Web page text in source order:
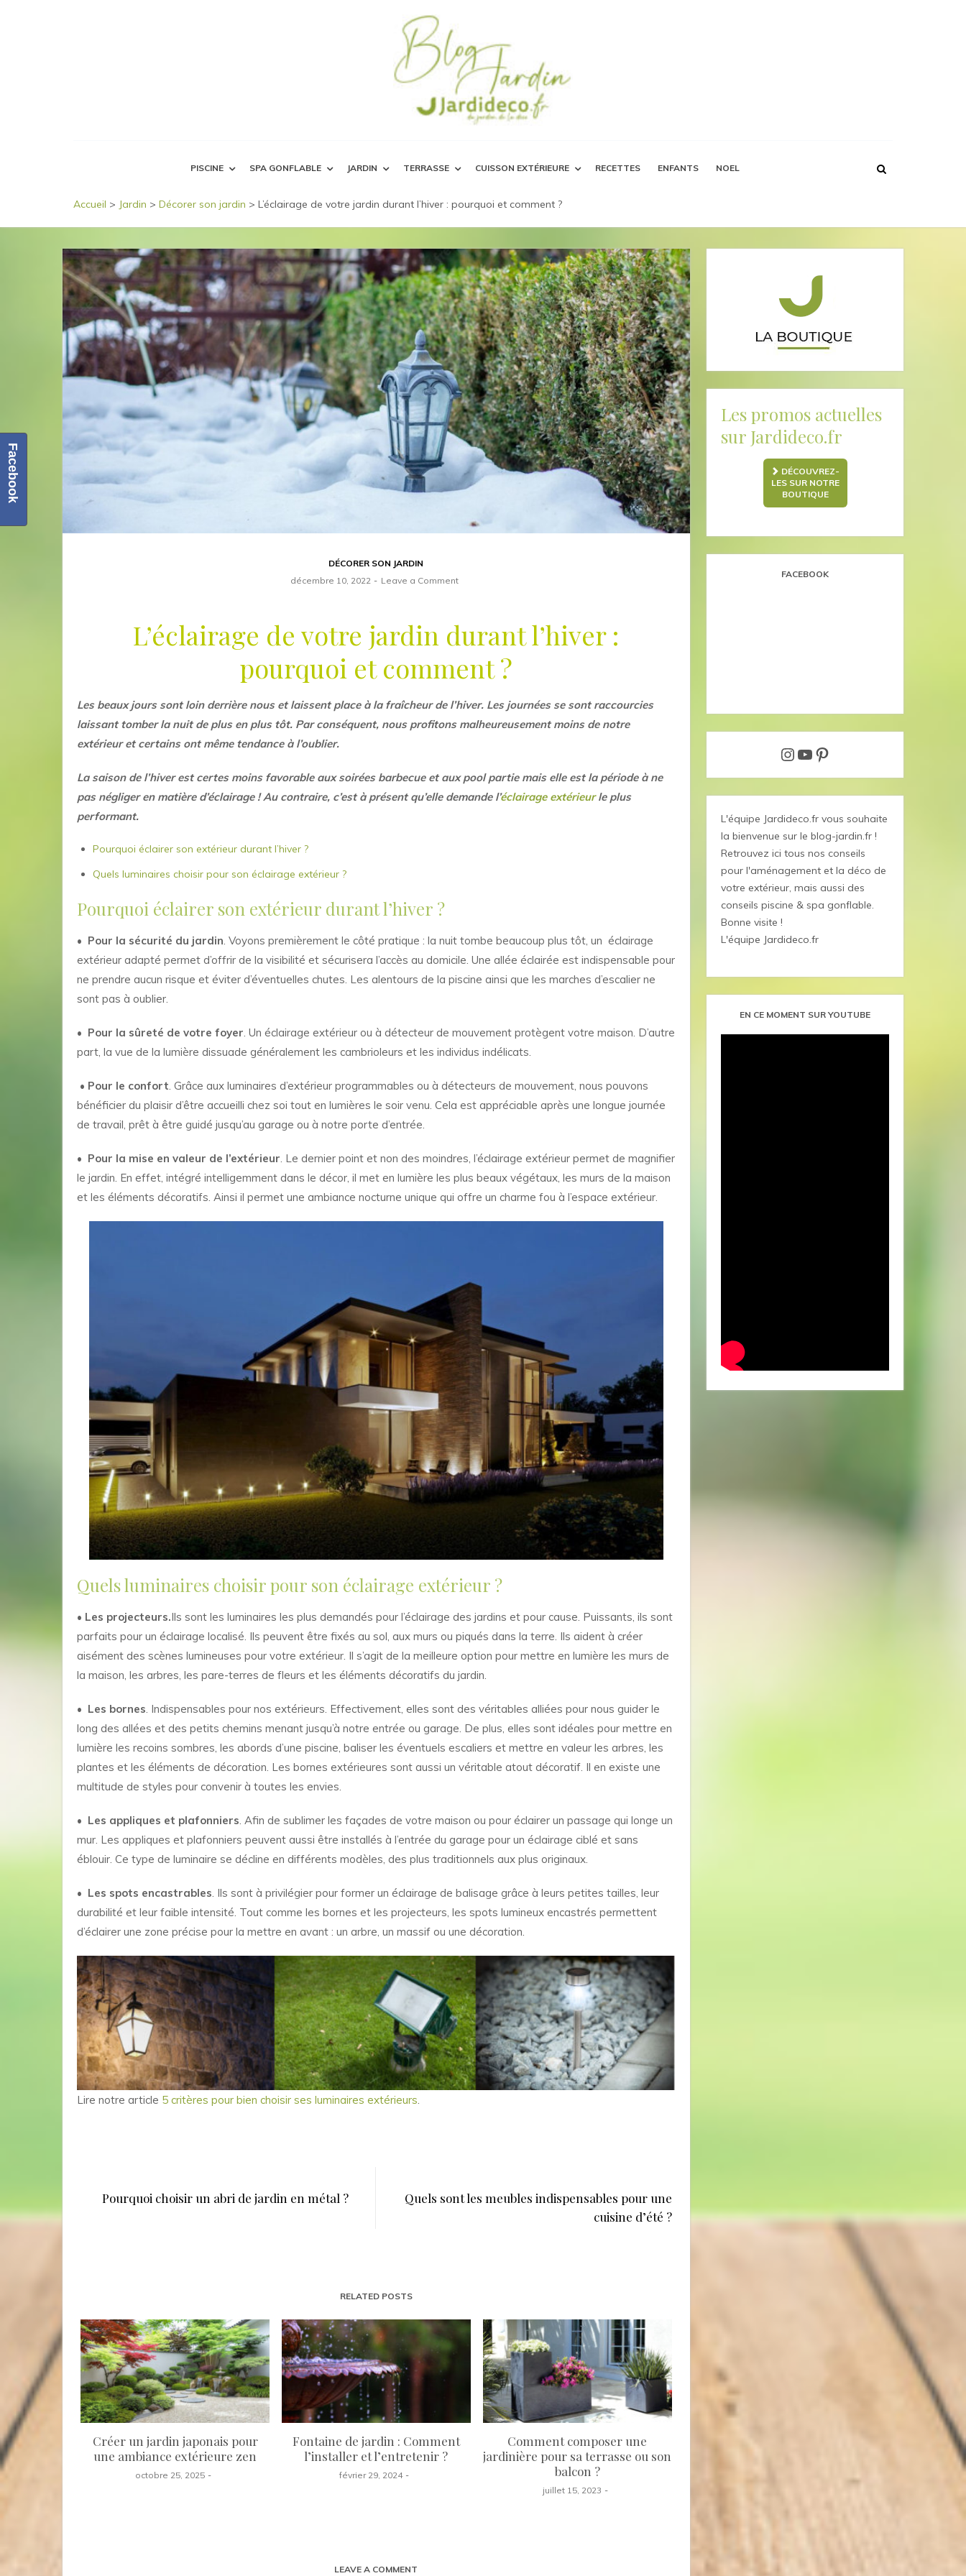
PISCINE SPA GONFLABLE JARDIN TERRASSE CUISSON EXTÉRIEURE RECETTES ENFANTS NOEL
Accueil > Jardin > Décorer son jardin > L’éclairage de votre jardin durant l’hiver : pourquoi et comment ?
DÉCORER SON JARDIN
décembre 10, 2022
Leave a Comment
L’éclairage de votre jardin durant l’hiver :
pourquoi et comment ?
Les beaux jours sont loin derrière nous et laissent place à la fraîcheur de l’hiver. Les journées se sont raccourcies
laissant tomber la nuit de plus en plus tôt. Par conséquent, nous profitons malheureusement moins de notre
extérieur et certains ont même tendance à l’oublier.
La saison de l’hiver est certes moins favorable aux soirées barbecue et aux pool partie mais elle est la période à ne
pas négliger en matière d’éclairage ! Au contraire, c’est à présent qu’elle demande l’éclairage extérieurle plus
performant.
Pourquoi éclairer son extérieur durant l’hiver ?
Quels luminaires choisir pour son éclairage extérieur ?
Pourquoi éclairer son extérieur durant l’hiver ?
• Pour la sécurité du jardin. Voyons premièrement le côté pratique : la nuit tombe beaucoup plus tôt, un éclairage
extérieur adapté permet d’offrir de la visibilité et sécurisera l’accès au domicile. Une allée éclairée est indispensable pour
ne prendre aucun risque et éviter d’éventuelles chutes. Les alentours de la piscine ainsi que les marches d’escalier ne
sont pas à oublier.
• Pour la sûreté de votre foyer. Un éclairage extérieur ou à détecteur de mouvement protègent votre maison. D’autre
part, la vue de la lumière dissuade généralement les cambrioleurs et les individus indélicats.
• Pour le confort. Grâce aux luminaires d’extérieur programmables ou à détecteurs de mouvement, nous pouvons
bénéficier du plaisir d’être accueilli chez soi tout en lumières le soir venu. Cela est appréciable après une longue journée
de travail, prêt à être guidé jusqu’au garage ou à notre porte d’entrée.
• Pour la mise en valeur de l’extérieur. Le dernier point et non des moindres, l’éclairage extérieur permet de magnifier
le jardin. En effet, intégré intelligemment dans le décor, il met en lumière les plus beaux végétaux, les murs de la maison
et les éléments décoratifs. Ainsi il permet une ambiance nocturne unique qui offre un charme fou à l’espace extérieur.
Quels luminaires choisir pour son éclairage extérieur ?
• Les projecteurs.Ils sont les luminaires les plus demandés pour l’éclairage des jardins et pour cause. Puissants, ils sont
parfaits pour un éclairage localisé. Ils peuvent être fixés au sol, aux murs ou piqués dans la terre. Ils aident à créer
aisément des scènes lumineuses pour votre extérieur. Il s’agit de la meilleure option pour mettre en lumière les murs de
la maison, les arbres, les pare-terres de fleurs et les éléments décoratifs du jardin.
• Les bornes. Indispensables pour nos extérieurs. Effectivement, elles sont des véritables alliées pour nous guider le
long des allées et des petits chemins menant jusqu’à notre entrée ou garage. De plus, elles sont idéales pour mettre en
lumière les recoins sombres, les abords d’une piscine, baliser les éventuels escaliers et mettre en valeur les arbres, les
plantes et les éléments de décoration. Les bornes extérieures sont aussi un véritable atout décoratif. Il en existe une
multitude de styles pour convenir à toutes les envies.
• Les appliques et plafonniers. Afin de sublimer les façades de votre maison ou pour éclairer un passage qui longe un
mur. Les appliques et plafonniers peuvent aussi être installés à l’entrée du garage pour un éclairage ciblé et sans
éblouir. Ce type de luminaire se décline en différents modèles, des plus traditionnels aux plus originaux.
• Les spots encastrables. Ils sont à privilégier pour former un éclairage de balisage grâce à leurs petites tailles, leur
durabilité et leur faible intensité. Tout comme les bornes et les projecteurs, les spots lumineux encastrés permettent
d’éclairer une zone précise pour la mettre en avant : un arbre, un massif ou une décoration.
Lire notre article 5 critères pour bien choisir ses luminaires extérieurs.
Pourquoi choisir un abri de jardin en métal ?
Quels sont les meubles indispensables pour une
cuisine d’été ?
RELATED POSTS
Créer un jardin japonais pour
une ambiance extérieure zen
octobre 25, 2025
Fontaine de jardin : Comment
l’installer et l’entretenir ?
février 29, 2024
Comment composer une
jardinière pour sa terrasse ou son
balcon ?
juillet 15, 2023
LEAVE A COMMENT
Les promos actuelles
sur Jardideco.fr
DÉCOUVREZ-
LES SUR NOTRE
BOUTIQUE
FACEBOOK
Instagram
YouTube
Pinterest
L'équipe Jardideco.fr vous souhaite
la bienvenue sur le blog-jardin.fr !
Retrouvez ici tous nos conseils
pour l'aménagement et la déco de
votre extérieur, mais aussi des
conseils piscine & spa gonflable.
Bonne visite !
L'équipe Jardideco.fr
EN CE MOMENT SUR YOUTUBE
Facebook